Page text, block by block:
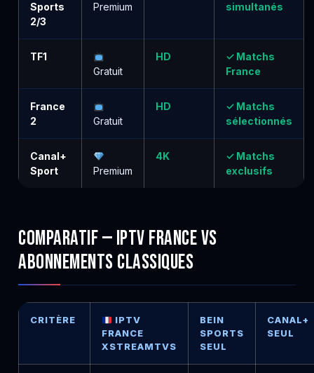
Sports
2/3
Premium
simultanés
TF1
Gratuit
HD
✓ Matchs
France
France
2
Gratuit
HD
✓ Matchs
sélectionnés
Canal+
Sport
Premium
4K
✓ Matchs
exclusifs
Comparatif — IPTV France vs
Abonnements Classiques
CRITÈRE
IPTV
FRANCE
XSTREAMTVS
BEIN
SPORTS
SEUL
CANAL+
SEUL